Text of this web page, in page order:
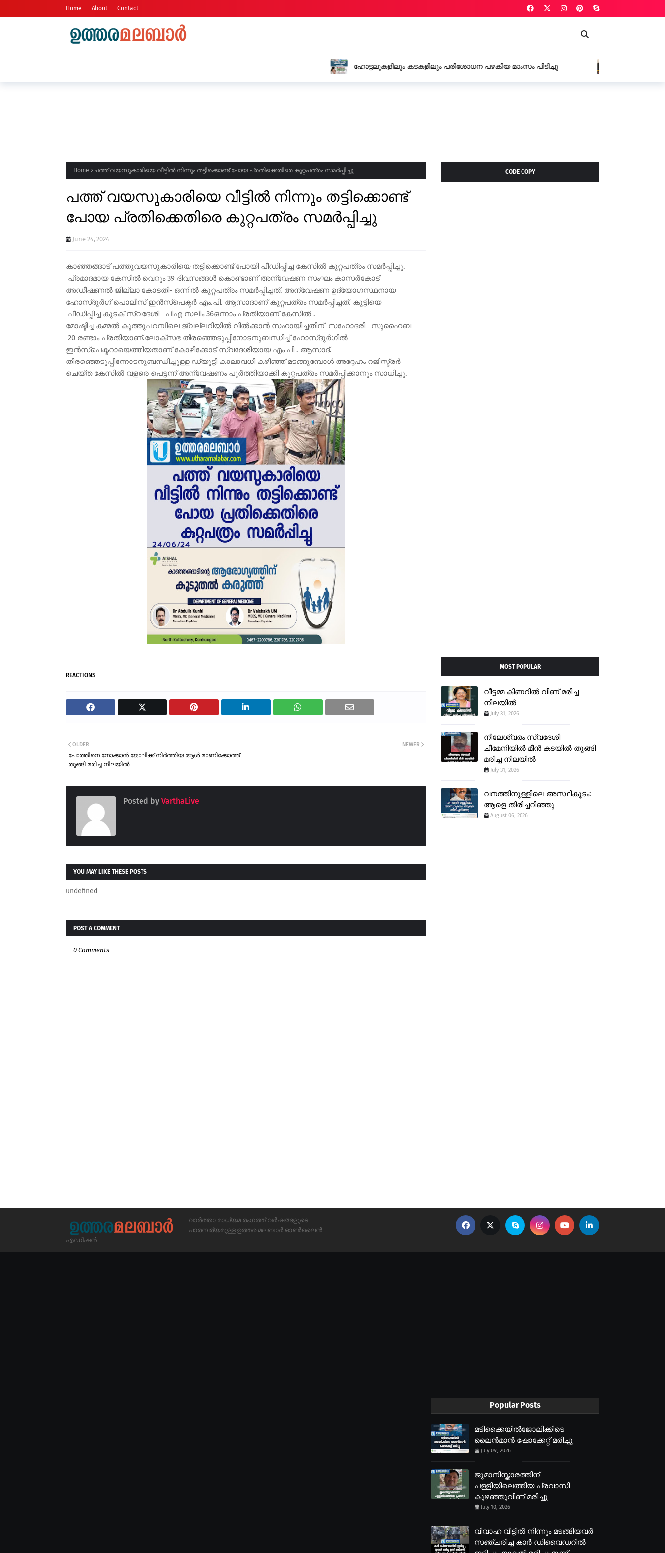
Home About Contact
ഹോട്ടലുകളിലും കടകളിലും പരിശോധന പഴകിയ മാംസം പിടിച്ചു
സ്വിഫ്റ്റ് കാറിൽ കടത്തിയ 18 ഗ്രാം എം.ഡി.എം.എയുമായി രണ്ട് പേർ
Home പത്ത് വയസുകാരിയെ വീട്ടിൽ നിന്നും തട്ടിക്കൊണ്ട് പോയ പ്രതിക്കെതിരെ കുറ്റപത്രം സമർപ്പിച്ചു
പത്ത് വയസുകാരിയെ വീട്ടിൽ നിന്നും തട്ടിക്കൊണ്ട്
പോയ പ്രതിക്കെതിരെ കുറ്റപത്രം സമർപ്പിച്ചു
June 24, 2024
കാഞ്ഞങ്ങാട് പത്തുവയസുകാരിയെ തട്ടിക്കൊണ്ട് പോയി പീഡിപ്പിച്ച കേസില്‍ കുറ്റപത്രം സമര്‍പ്പിച്ചു.
പ്രമാദമായ കേസില്‍ വെറും 39 ദിവസങ്ങള്‍ കൊണ്ടാണ് അന്വേഷണ സംഘം കാസര്‍കോട്
അഡീഷണല്‍ ജില്ലാ കോടതി- ഒന്നിൽ കുറ്റപത്രം സമര്‍പ്പിച്ചത്. അന്വേഷണ ഉദ്യോഗസ്ഥനായ
ഹോസ്ദുർഗ് പൊലീസ് ഇൻസ്പെക്ടർ എം.പി. ആസാദാണ് കുറ്റപത്രം സമർപ്പിച്ചത്. കുട്ടിയെ
പീഡിപ്പിച്ച കുടക് സ്വദേശി പിഎ സലീം 36ഒന്നാം പ്രതിയാണ് കേസിൽ .
മോഷ്ടിച്ച കമ്മല്‍ കൂത്തുപറമ്പിലെ ജ്വല്ലറിയില്‍ വില്‍ക്കാൻ സഹായിച്ചതിന് സഹോദരി സുഹൈബ
20 രണ്ടാം പ്രതിയാണ്.ലോക്സഭ തിരഞ്ഞെടുപ്പിനോടനുബന്ധിച്ച് ഹോസ്ദുർഗിൽ
ഇൻസ്പെക്ടറായെത്തിയതാണ് കോഴിക്കോട് സ്വദേശിയായ എം പി . ആസാദ്.
തിരഞ്ഞെടുപ്പിന്നോടനുബന്ധിച്ചുള്ള ഡ്യൂട്ടി കാലാവധി കഴിഞ്ഞ് മടങ്ങുമ്പോൾ അദ്ദേഹം റജിസ്ട്രർ
ചെയ്ത കേസിൽ വളരെ പെട്ടന്ന് അന്വേഷണം പൂർത്തിയാക്കി കുറ്റപത്രം സമർപ്പിക്കാനും സാധിച്ചു.
REACTIONS
NEWER
OLDER
പോത്തിനെ നോക്കാൻ ജോലിക്ക് നിർത്തിയ ആൾ മാണിക്കോത്ത്
തൂങ്ങി മരിച്ച നിലയിൽ
Posted by VarthaLive
YOU MAY LIKE THESE POSTS
undefined
POST A COMMENT
0 Comments
CODE COPY
MOST POPULAR
വീട്ടമ്മ കിണറിൽ വീണ് മരിച്ച
നിലയിൽ
July 31, 2026
നീലേശ്വരം സ്വദേശി
ചീമേനിയിൽ മീൻ കടയിൽ തൂങ്ങി
മരിച്ച നിലയിൽ
July 31, 2026
വനത്തിനുള്ളിലെ അസ്ഥികൂടം:
ആളെ തിരിച്ചറിഞ്ഞു
August 06, 2026
വാർത്താ മാധ്യമ രംഗത്ത് വർഷങ്ങളുടെ
പാരമ്പര്യമുള്ള ഉത്തര മലബാർ ഓൺലൈൻ
എഡിഷൻ
Popular Posts
മടിക്കൈയിൽജോലിക്കിടെ
ലൈൻമാൻ ഷോക്കേറ്റ് മരിച്ചു
July 09, 2026
ജുമാനിസ്ക്കാരത്തിന്
പള്ളിയിലെത്തിയ പ്രവാസി
കുഴഞ്ഞുവീണ് മരിച്ചു
July 10, 2026
വിവാഹ വീട്ടിൽ നിന്നും മടങ്ങിയവർ
സഞ്ചരിച്ച കാർ ഡിവൈഡറിൽ